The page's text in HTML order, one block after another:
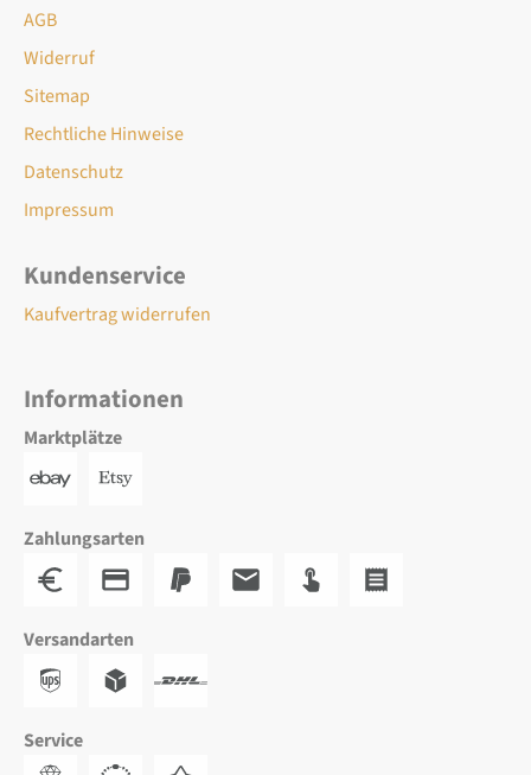
AGB
Widerruf
Sitemap
Rechtliche Hinweise
Datenschutz
Impressum
Kundenservice
Kaufvertrag widerrufen
Informationen
Marktplätze
Zahlungsarten
Versandarten
Service